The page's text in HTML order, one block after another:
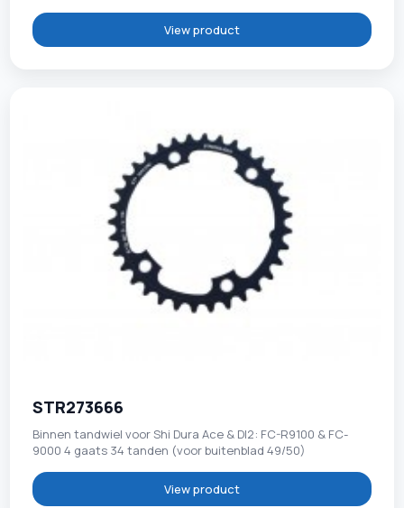
View product
STR273666
Binnen tandwiel voor Shi Dura Ace & DI2: FC-R9100 & FC-
9000 4 gaats 34 tanden (voor buitenblad 49/50)
View product